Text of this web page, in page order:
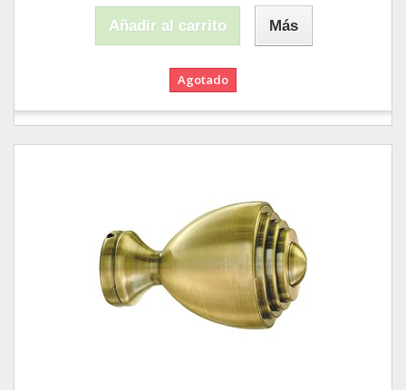
Añadir al carrito Más
Agotado